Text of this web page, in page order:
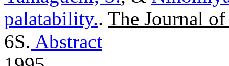
palatability.. The Journal
6S. Abstract